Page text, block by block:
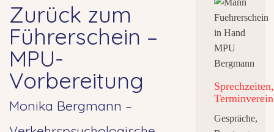
Zurück zum
Führerschein –
MPU-
Vorbereitung
Monika Bergmann –
Sprechzeiten,
Gespräche,